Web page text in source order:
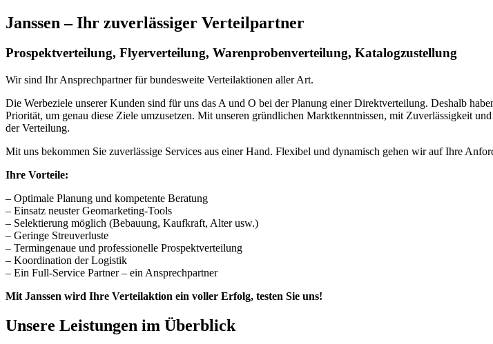
Janssen – Ihr zuverlässiger Verteilpartner
Prospektverteilung, Flyerverteilung, Warenprobenverteilung, Katalogzustellung
Wir sind Ihr Ansprechpartner für bundesweite Verteilaktionen aller Art.
Die Werbeziele unserer Kunden sind für uns das A und O bei der Planung einer Direktverteilung. Deshalb
Priorität, um genau diese Ziele umzusetzen. Mit unseren gründlichen Marktkenntnissen, mit Zuverlässigkeit
der Verteilung.
Mit uns bekommen Sie zuverlässige Services aus einer Hand. Flexibel und dynamisch gehen wir auf Ihre
Ihre Vorteile:
– Optimale Planung und kompetente Beratung
– Einsatz neuster Geomarketing-Tools
– Selektierung möglich (Bebauung, Kaufkraft, Alter usw.)
– Geringe Streuverluste
– Termingenaue und professionelle Prospektverteilung
– Koordination der Logistik
– Ein Full-Service Partner – ein Ansprechpartner
Mit Janssen wird Ihre Verteilaktion ein voller Erfolg, testen Sie uns!
Unsere Leistungen im Überblick